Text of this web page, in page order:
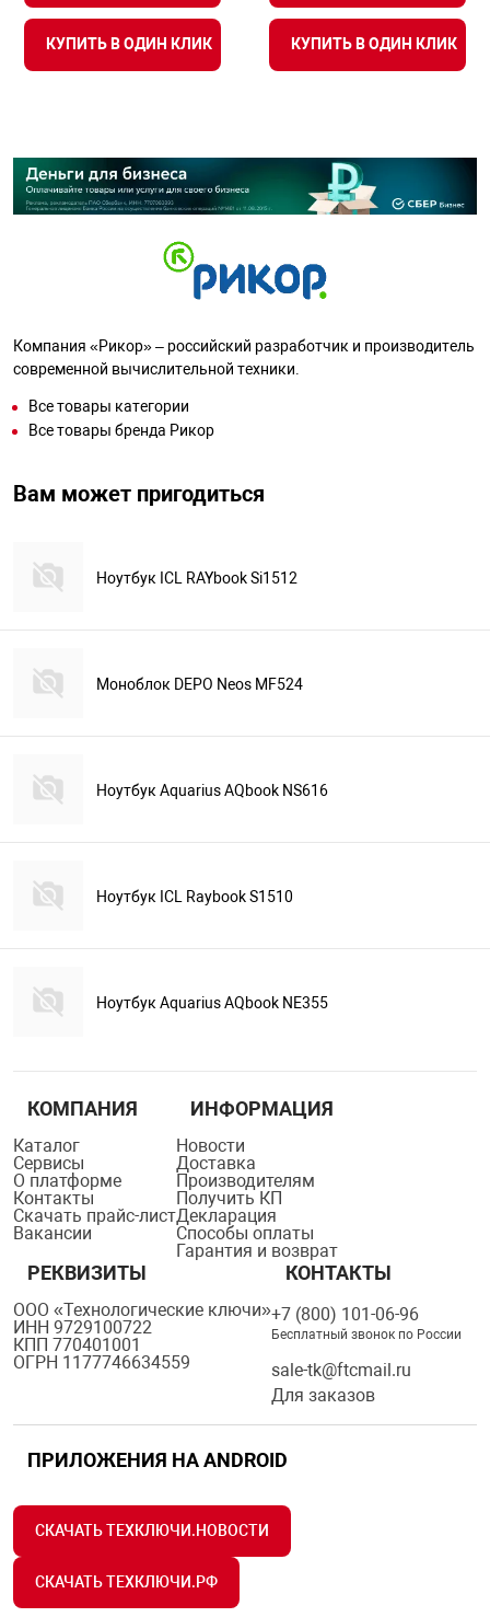
КУПИТЬ В ОДИН КЛИК КУПИТЬ В ОДИН КЛИК
Компания «Рикор» – российский разработчик и производитель
современной вычислительной техники.
Все товары категории
Все товары бренда Рикор
Вам может пригодиться
Ноутбук ICL RAYbook Si1512
Моноблок DEPO Neos MF524
Ноутбук Aquarius AQbook NS616
Ноутбук ICL Raybook S1510
Ноутбук Aquarius AQbook NE355
КОМПАНИЯ
Каталог
Сервисы
О платформе
Контакты
Скачать прайс-лист
Вакансии
ИНФОРМАЦИЯ
Новости
Доставка
Производителям
Получить КП
Декларация
Способы оплаты
Гарантия и возврат
РЕКВИЗИТЫ
ООО «Технологические ключи»
ИНН 9729100722
КПП 770401001
ОГРН 1177746634559
КОНТАКТЫ
+7 (800) 101-06-96
Бесплатный звонок по России
sale-tk@ftcmail.ru
Для заказов
ПРИЛОЖЕНИЯ НА ANDROID
СКАЧАТЬ ТЕХКЛЮЧИ.НОВОСТИ
СКАЧАТЬ ТЕХКЛЮЧИ.РФ